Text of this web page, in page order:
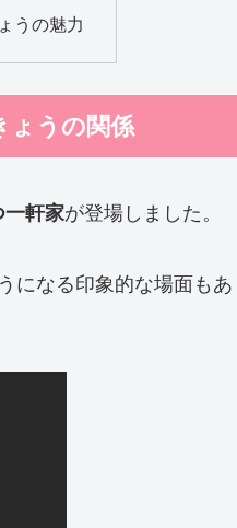
うの魅力
ょうの関係
一軒家が登場しました。
になる印象的な場面もあ